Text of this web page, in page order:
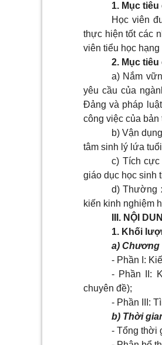
1. Mục
Học viên
thực hiện tốt các
viên tiểu học hạng
2. Mục tiêu
a) Nắm
yêu cầu của
Đảng và pháp
công việc của
b) Vận
tâm sinh lý lứa
c) Tích
giáo dục học sinh
d) Thường
kiến kinh nghiệm
III. NỘI
1. Khối
a) Chương
- Phần I:
- Phần II:
chuyên đề);
- Phần III:
b) Thời
- Tổng thời